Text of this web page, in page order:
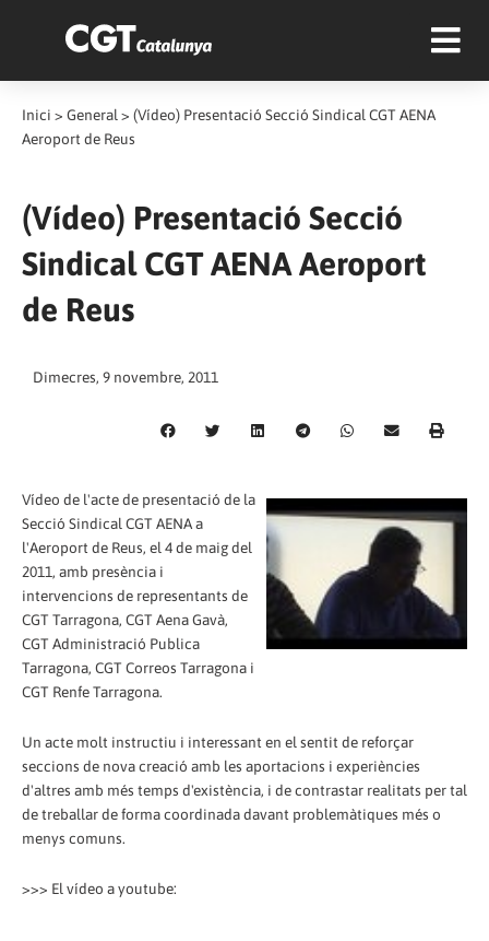
Inici > General > (Vídeo) Presentació Secció Sindical CGT AENA
Aeroport de Reus
(Vídeo) Presentació Secció
Sindical CGT AENA Aeroport
de Reus
Dimecres, 9 novembre, 2011
Vídeo de l'acte de presentació de la
Secció Sindical CGT AENA a
l'Aeroport de Reus, el 4 de maig del
2011, amb presència i
intervencions de representants de
CGT Tarragona, CGT Aena Gavà,
CGT Administració Publica
Tarragona, CGT Correos Tarragona i
CGT Renfe Tarragona.
Un acte molt instructiu i interessant en el sentit de reforçar
seccions de nova creació amb les aportacions i experiències
d'altres amb més temps d'existència, i de contrastar realitats per tal
de treballar de forma coordinada davant problemàtiques més o
menys comuns.
>>> El vídeo a youtube: